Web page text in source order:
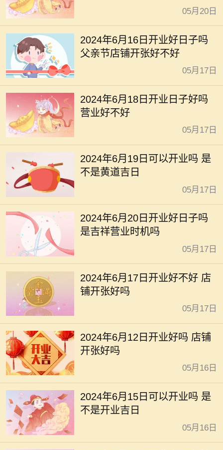
05月20日
2024年6月16日开业好日子吗
父亲节店铺开张好不好
05月17日
2024年6月18日开业日子好吗
营业好不好
05月17日
2024年6月19日可以开业吗 是
不是黄道吉日
05月17日
2024年6月20日开业好日子吗
是吉祥营业时机吗
05月17日
2024年6月17日开业好不好 店
铺开张好吗
05月17日
2024年6月12日开业好吗 店铺
开张好吗
05月16日
2024年6月15日可以开业吗 是
不是开业吉日
05月16日